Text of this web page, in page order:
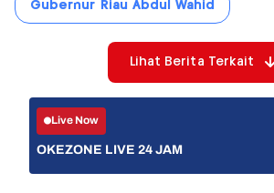
Gubernur Riau Abdul Wahid
Lihat Berita Terkait
Live Now
OKEZONE LIVE 24 JAM